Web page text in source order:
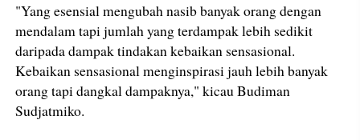
"Yang esensial mengubah nasib banyak orang dengan
mendalam tapi jumlah yang terdampak lebih sedikit
daripada dampak tindakan kebaikan sensasional.
Kebaikan sensasional menginspirasi jauh lebih banyak
orang tapi dangkal dampaknya," kicau Budiman
Sudjatmiko.